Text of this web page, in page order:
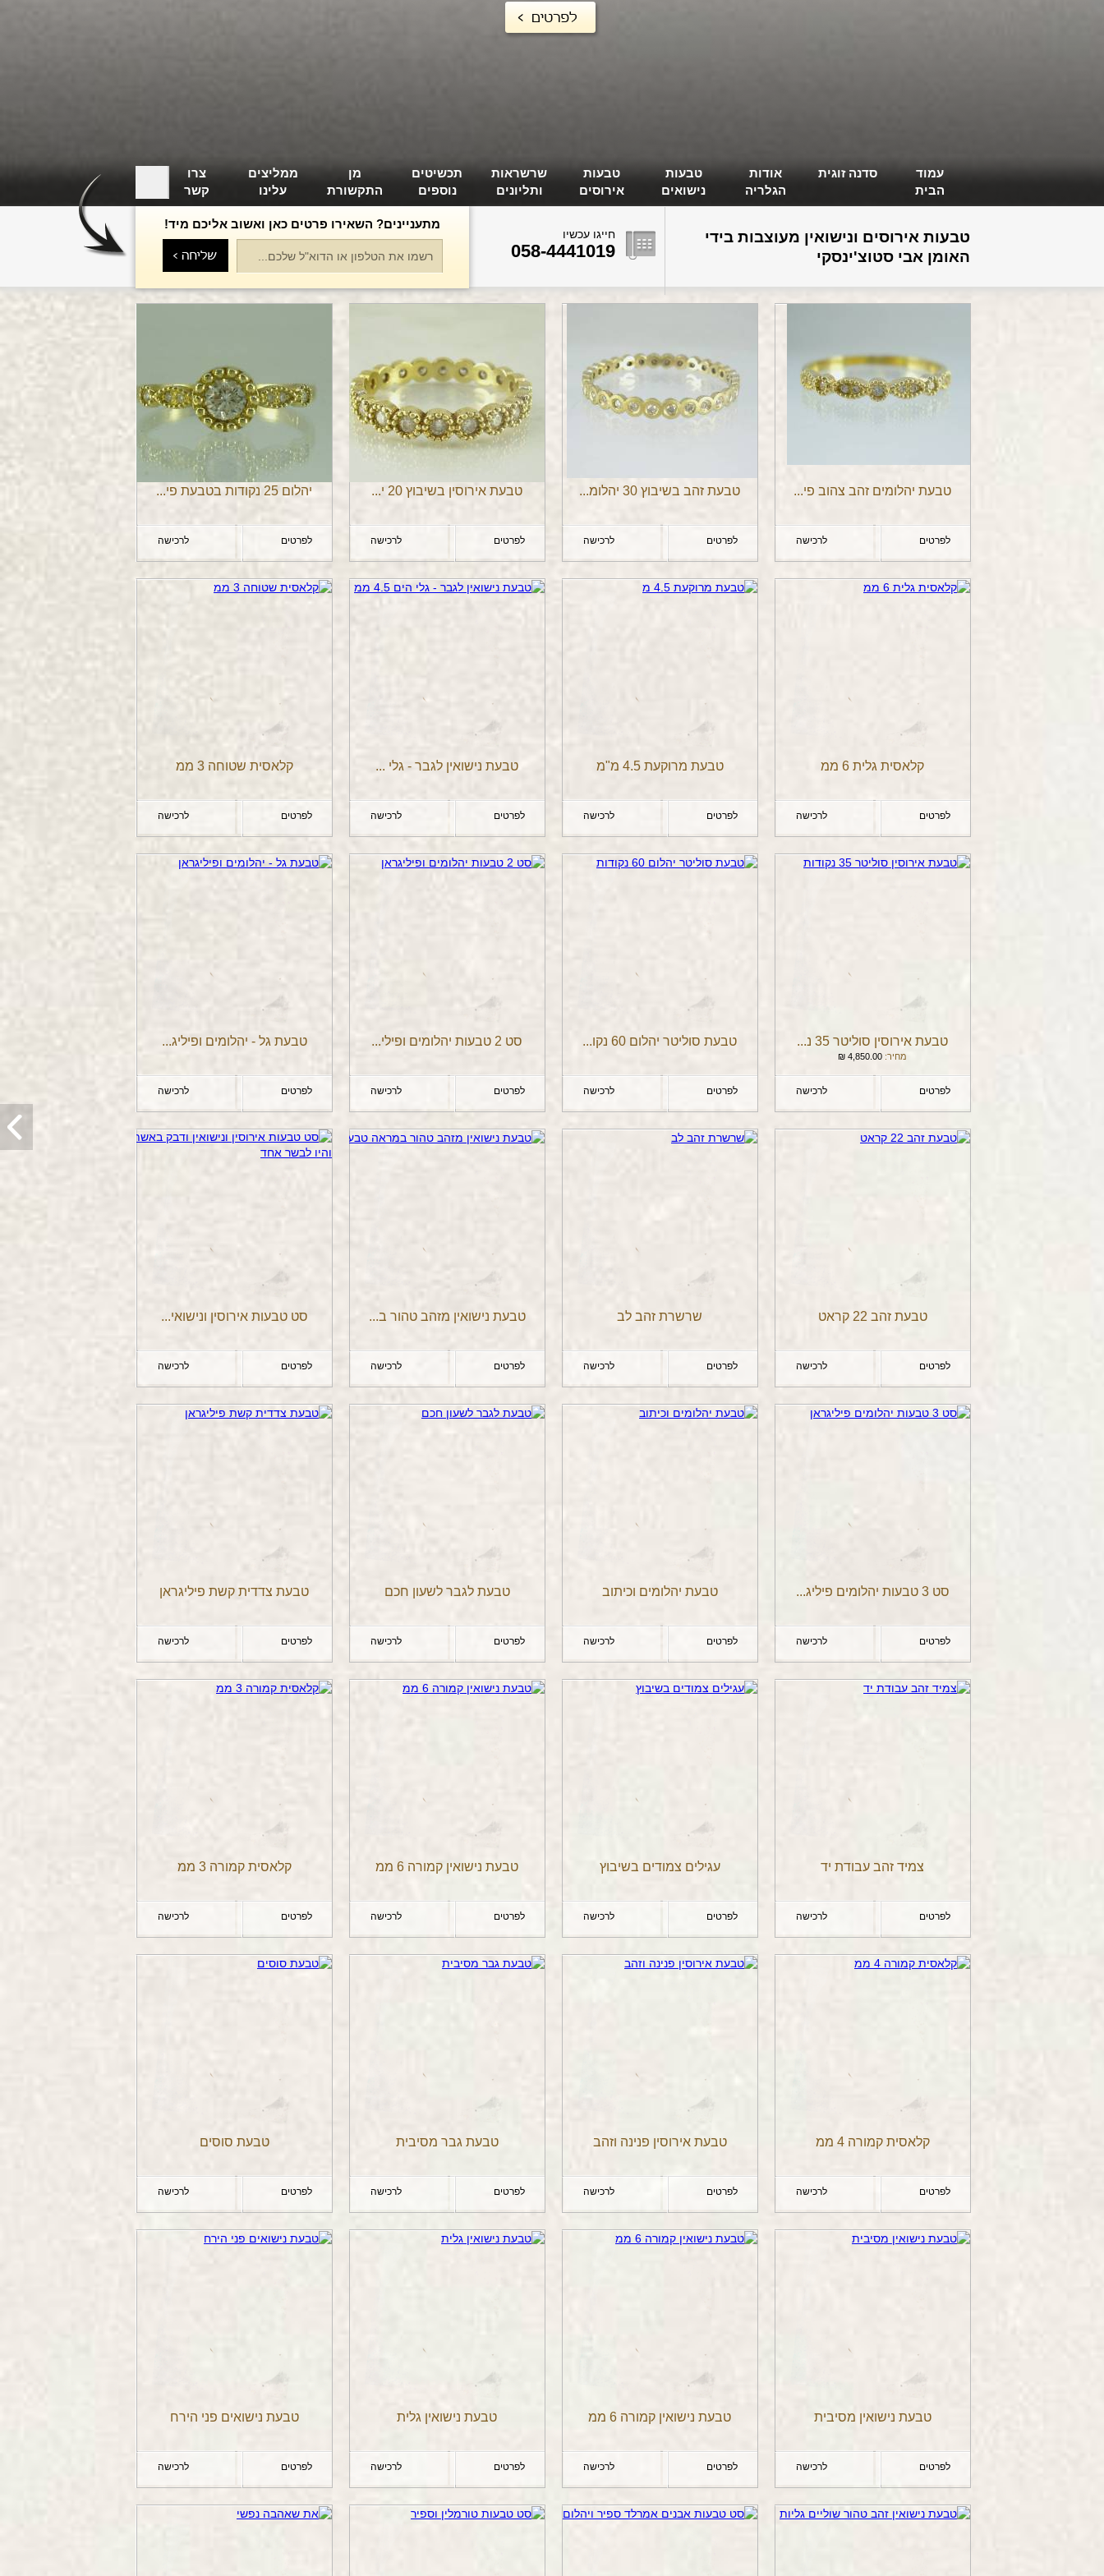
עמוד
הבית
סדנה זוגית
אודות
הגלריה
טבעות
נישואים
טבעות
אירוסים
שרשראות
ותליונים
תכשיטים
נוספים
מן
התקשורת
ממליצים
עלינו
צרו
קשר
טבעות אירוסים ונישואין מעוצבות בידי
האומן אבי סטוצ'ינסקי
חייגו עכשיו
058-4441019
מתעניינים? השאירו פרטים כאן ואשוב אליכם מיד!
טבעת יהלומים זהב צהוב פי...
לפרטים לרכישה
טבעת זהב בשיבוץ 30 יהלומ...
לפרטים לרכישה
טבעת אירוסין בשיבוץ 20 י...
לפרטים לרכישה
יהלום 25 נקודות בטבעת פי...
לפרטים לרכישה
קלאסית גלית 6 ממ
לפרטים לרכישה
טבעת מרוקעת 4.5 מ"מ
לפרטים לרכישה
טבעת נישואין לגבר - גלי ...
לפרטים לרכישה
קלאסית שטוחה 3 ממ
לפרטים לרכישה
טבעת אירוסין סוליטר 35 נ...
מחיר: 4,850.00
₪
לפרטים לרכישה
טבעת סוליטר יהלום 60 נקו...
לפרטים לרכישה
סט 2 טבעות יהלומים ופילי...
לפרטים לרכישה
טבעת גל - יהלומים ופיליג...
לפרטים לרכישה
טבעת זהב 22 קראט
לפרטים לרכישה
שרשרת זהב לב
לפרטים לרכישה
טבעת נישואין מזהב טהור ב...
לפרטים לרכישה
סט טבעות אירוסין ונישואי...
לפרטים לרכישה
סט 3 טבעות יהלומים פיליג...
לפרטים לרכישה
טבעת יהלומים וכיתוב
לפרטים לרכישה
טבעת לגבר לשעון חכם
לפרטים לרכישה
טבעת צדדית קשת פיליגראן
לפרטים לרכישה
צמיד זהב עבודת יד
לפרטים לרכישה
עגילים צמודים בשיבוץ
לפרטים לרכישה
טבעת נישואין קמורה 6 ממ
לפרטים לרכישה
קלאסית קמורה 3 ממ
לפרטים לרכישה
קלאסית קמורה 4 ממ
לפרטים לרכישה
טבעת אירוסין פנינה וזהב
לפרטים לרכישה
טבעת גבר מסיבית
לפרטים לרכישה
טבעת סוסים
לפרטים לרכישה
טבעת נישואין מסיבית
לפרטים לרכישה
טבעת נישואין קמורה 6 ממ
לפרטים לרכישה
טבעת נישואין גלית
לפרטים לרכישה
טבעת נישואים פני הירח
לפרטים לרכישה